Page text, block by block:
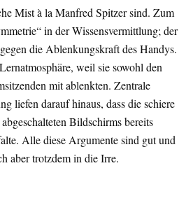
Mist à la Manfred Spitzer sind. Zum
in der Wissensvermittlung; der
die Ablenkungskraft des Handys.
weil sie sowohl den
mit ablenkten. Zentrale
liefen darauf hinaus, dass die schiere
Bildschirms bereits
Alle diese Argumente sind gut und
aber trotzdem in die Irre.